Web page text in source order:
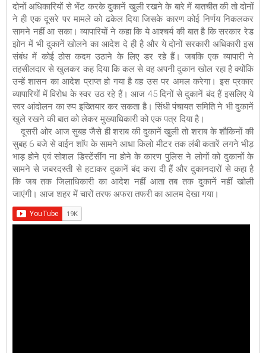
दोनों अधिकारियों से भेंट करके दुकानें खुली रखने के बारे में बातचीत की तो दोनों
ने ही एक दूसरे पर मामले को ढकेल दिया जिसके कारण कोई निर्णय निकलकर
सामने नहीं आ सका। व्यापारियों ने कहा कि ये आश्चर्य की बात है कि सरकार रेड
झोन में भी दुकानें खोलने का आदेश दे ही है और ये दोनों सरकारी अधिकारी इस
संबंध में कोई ठोस कदम उठाने के लिए डर रहे हैं। जबकि एक व्यापारी ने
तहसीलदार से खुलकर कह दिया कि कल से वह अपनी दुकान खोल रहा है क्योंकि
उन्हें शासन का आदेश प्राप्त हो गया है वह उस पर अमल करेगा। इस प्रकार
व्यापारियों में विरोध के स्वर उठ रहे हैं। आज 45 दिनों से दुकानें बंद हैं इसलिए ये
स्वर आंदोलन का रुप इख्तियार कर सकता है। सिंधी पंचायत समिति ने भी दुकानें
खुले रखने की बात को लेकर मुख्याधिकारी को एक पत्र दिया है।
दूसरी ओर आज सुबह जैसे ही शराब की दुकानें खुली तो शराब के शौकिनों की
सुबह 6 बजे से वाईन शाॅप के सामने आधा किलो मीटर तक लंबी कतारें लगने भीड़
भाड़ होने एवं सोशल डिस्टेंसींग ना होने के कारण पुलिस ने लोगों को दुकानों के
सामने से जबरदस्ती से हटाकर दुकानें बंद करा दी हैं और दुकानदारों से कहा है
कि जब तक जिलाधिकारी का आदेश नहीं आता तब तक दुकानें नहीं खोली
जाएंगी। आज शहर में चारों तरफ अफरा तफरी का आलम देखा गया।